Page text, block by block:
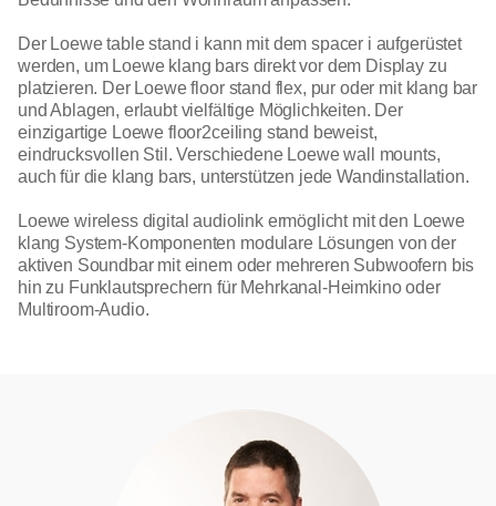
Der Loewe table stand i kann mit dem spacer i aufgerüstet
werden, um Loewe klang bars direkt vor dem Display zu
platzieren. Der Loewe floor stand flex, pur oder mit klang bar
und Ablagen, erlaubt vielfältige Möglichkeiten. Der
einzigartige Loewe floor2ceiling stand beweist,
eindrucksvollen Stil. Verschiedene Loewe wall mounts,
auch für die klang bars, unterstützen jede Wandinstallation.
Loewe wireless digital audiolink ermöglicht mit den Loewe
klang System-Komponenten modulare Lösungen von der
aktiven Soundbar mit einem oder mehreren Subwoofern bis
hin zu Funklautsprechern für Mehrkanal-Heimkino oder
Multiroom-Audio.